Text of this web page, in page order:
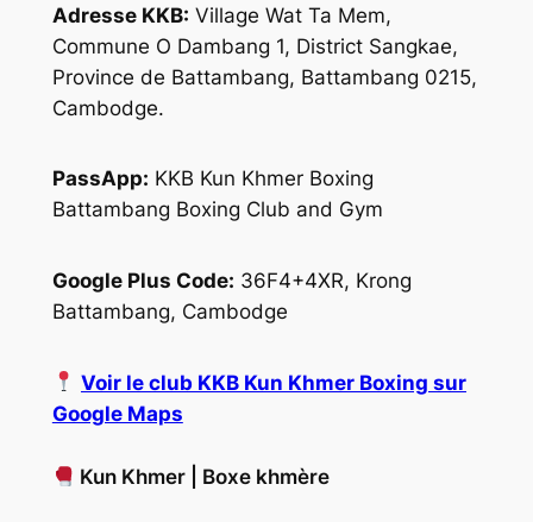
Adresse KKB: Village Wat Ta Mem,
Commune O Dambang 1, District Sangkae,
Province de Battambang, Battambang 0215,
Cambodge.
PassApp: KKB Kun Khmer Boxing
Battambang Boxing Club and Gym
Google Plus Code: 36F4+4XR, Krong
Battambang, Cambodge
Voir le club KKB Kun Khmer Boxing sur
Google Maps
Kun Khmer | Boxe khmère